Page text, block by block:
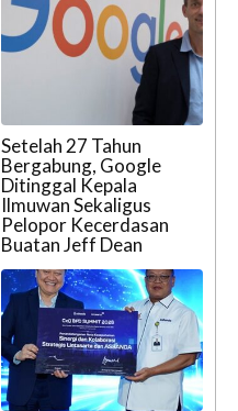
Setelah 27 Tahun
Bergabung, Google
Ditinggal Kepala
Ilmuwan Sekaligus
Pelopor Kecerdasan
Buatan Jeff Dean